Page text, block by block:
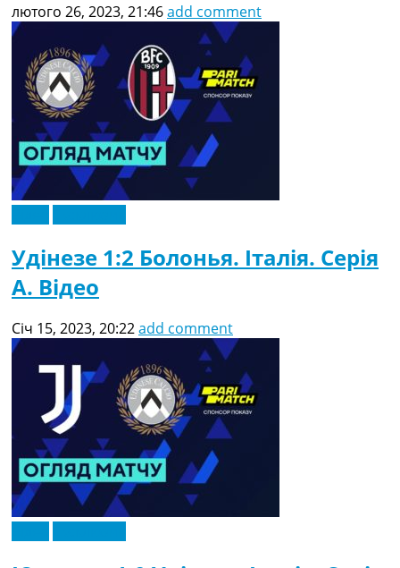
лютого 26, 2023, 21:46add comment
Удінезе 1:2 Болонья. Італія. Серія
A. Відео
Січ 15, 2023, 20:22add comment